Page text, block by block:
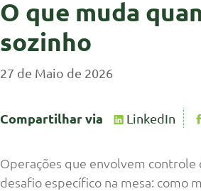
O que muda
sozinho
27 de Maio de 2026
Compartilhar via LinkedIn
Operações que envolvem controle
desafio específico na mesa: como